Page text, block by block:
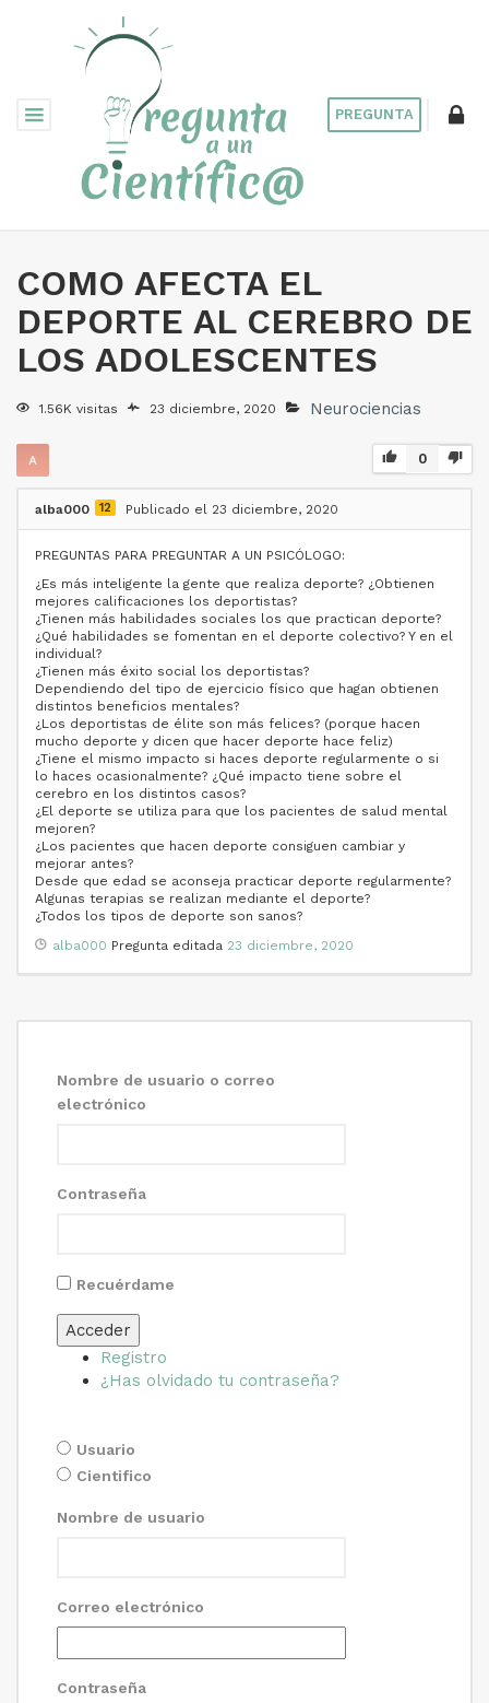
PREGUNTA
COMO AFECTA EL
DEPORTE AL CEREBRO DE
LOS ADOLESCENTES
1.56K visitas 23 diciembre, 2020 Neurociencias
0
alba000 12 Publicado el 23 diciembre, 2020
PREGUNTAS PARA PREGUNTAR A UN PSICÓLOGO:
¿Es más inteligente la gente que realiza deporte? ¿Obtienen
mejores calificaciones los deportistas?
¿Tienen más habilidades sociales los que practican deporte?
¿Qué habilidades se fomentan en el deporte colectivo? Y en el
individual?
¿Tienen más éxito social los deportistas?
Dependiendo del tipo de ejercicio físico que hagan obtienen
distintos beneficios mentales?
¿Los deportistas de élite son más felices? (porque hacen
mucho deporte y dicen que hacer deporte hace feliz)
¿Tiene el mismo impacto si haces deporte regularmente o si
lo haces ocasionalmente? ¿Qué impacto tiene sobre el
cerebro en los distintos casos?
¿El deporte se utiliza para que los pacientes de salud mental
mejoren?
¿Los pacientes que hacen deporte consiguen cambiar y
mejorar antes?
Desde que edad se aconseja practicar deporte regularmente?
Algunas terapias se realizan mediante el deporte?
¿Todos los tipos de deporte son sanos?
alba000 Pregunta editada 23 diciembre, 2020
Nombre de usuario o correo
electrónico
Contraseña
Recuérdame
Acceder
Registro
¿Has olvidado tu contraseña?
Usuario
Cientifico
Nombre de usuario
Correo electrónico
Contraseña